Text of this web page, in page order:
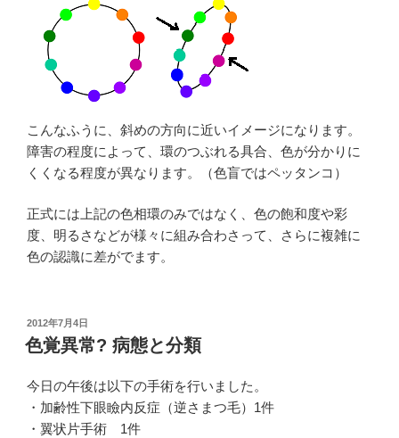
こんなふうに、斜めの方向に近いイメージになります。
障害の程度によって、環のつぶれる具合、色が分かりに
くくなる程度が異なります。（色盲ではペッタンコ）
正式には上記の色相環のみではなく、色の飽和度や彩
度、明るさなどが様々に組み合わさって、さらに複雑に
色の認識に差がでます。
投
稿
日:
2012年7月4日
色覚異常? 病態と分類
今日の午後は以下の手術を行いました。
・加齢性下眼瞼内反症（逆さまつ毛）1件
・翼状片手術 1件